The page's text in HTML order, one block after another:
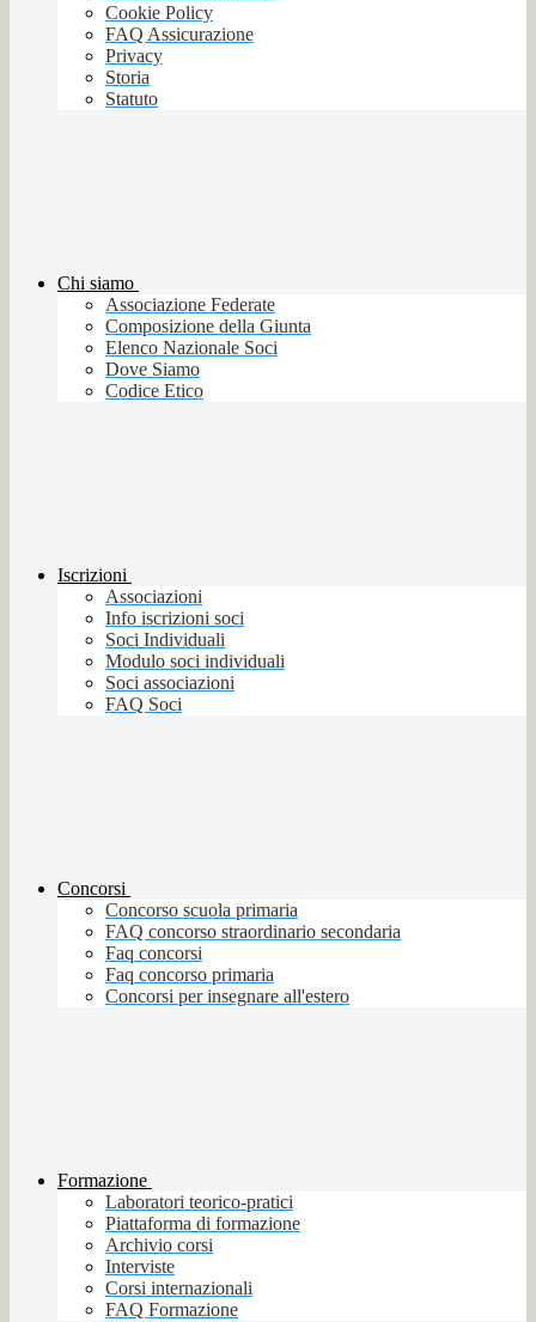
Cookie Policy
FAQ Assicurazione
Privacy
Storia
Statuto
Chi siamo
Associazione Federate
Composizione della Giunta
Elenco Nazionale Soci
Dove Siamo
Codice Etico
Iscrizioni
Associazioni
Info iscrizioni soci
Soci Individuali
Modulo soci individuali
Soci associazioni
FAQ Soci
Concorsi
Concorso scuola primaria
FAQ concorso straordinario secondaria
Faq concorsi
Faq concorso primaria
Concorsi per insegnare all'estero
Formazione
Laboratori teorico-pratici
Piattaforma di formazione
Archivio corsi
Interviste
Corsi internazionali
FAQ Formazione